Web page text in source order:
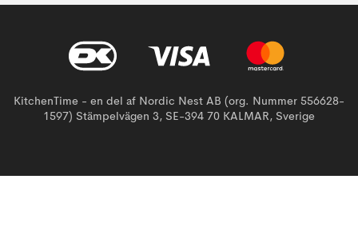
KitchenTime - en del af Nordic Nest AB (org. Nummer 556628-
1597) Stämpelvägen 3, SE-394 70 KALMAR, Sverige